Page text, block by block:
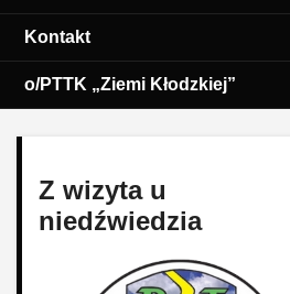
Kontakt
o/PTTK „Ziemi Kłodzkiej”
Z wizyta u
niedźwiedzia